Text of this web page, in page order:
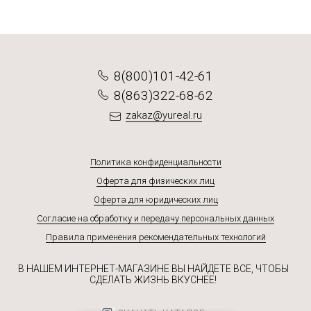
8(800)101-42-61
8(863)322-68-62
zakaz@yureal.ru
Политика конфиденциальности
Оферта для физических лиц
Оферта для юридических лиц
Согласие на обработку и передачу персональных данных
Правила применения рекомендательных технологий
В НАШЕМ ИНТЕРНЕТ-МАГАЗИНЕ ВЫ НАЙДЕТЕ ВСЕ, ЧТОБЫ
СДЕЛАТЬ ЖИЗНЬ ВКУСНЕЕ!